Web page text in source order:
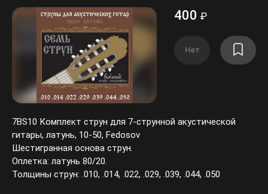
400 ₽
Нет
7BS10 Комплект струн для 7-струнной акустической
гитары, латунь, 10-50, Fedosov
Шестигранная основа струн.
Оплетка: латунь 80/20.
Толщины струн: .010, .014, .022, .029, .039, .044, .050